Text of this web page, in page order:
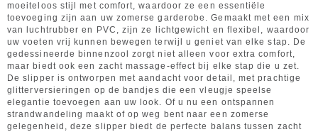
moeiteloos stijl met comfort, waardoor ze een essentiële
toevoeging zijn aan uw zomerse garderobe. Gemaakt met een mix
van luchtrubber en PVC, zijn ze lichtgewicht en flexibel, waardoor
uw voeten vrij kunnen bewegen terwijl u geniet van elke stap. De
gedessineerde binnenzool zorgt niet alleen voor extra comfort,
maar biedt ook een zacht massage-effect bij elke stap die u zet.
De slipper is ontworpen met aandacht voor detail, met prachtige
glitterversieringen op de bandjes die een vleugje speelse
elegantie toevoegen aan uw look. Of u nu een ontspannen
strandwandeling maakt of op weg bent naar een zomerse
gelegenheid, deze slipper biedt de perfecte balans tussen zacht